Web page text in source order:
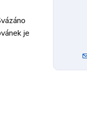
je